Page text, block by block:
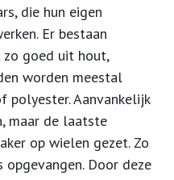
die hun eigen
Er bestaan
goed uit hout,
worden meestal
polyester. Aanvankelijk
maar de laatste
op wielen gezet. Zo
Door deze